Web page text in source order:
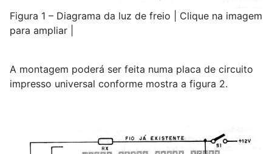
Figura 1 – Diagrama da luz de freio | Clique na imagem
para ampliar |
A montagem poderá ser feita numa placa de circuito
impresso universal conforme mostra a figura 2.